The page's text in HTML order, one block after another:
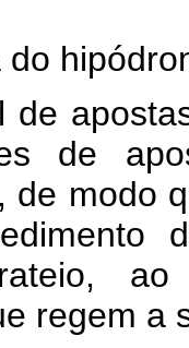
do
de
de
de modo
regem a